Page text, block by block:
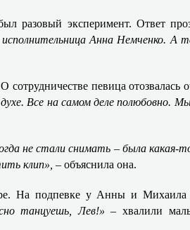
разовый эксперимент. Ответ
Анна Немченко. А
певица отозвалась
Все на самом деле полюбовно.
не стали снимать – была какая-то
клип», –объяснила она.
На подпевке у Анны и
танцуешь, Лев!»– хвалили